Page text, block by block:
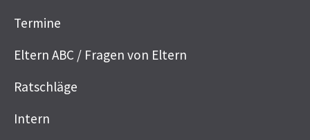
Termine
Eltern ABC / Fragen von Eltern
Ratschläge
Intern